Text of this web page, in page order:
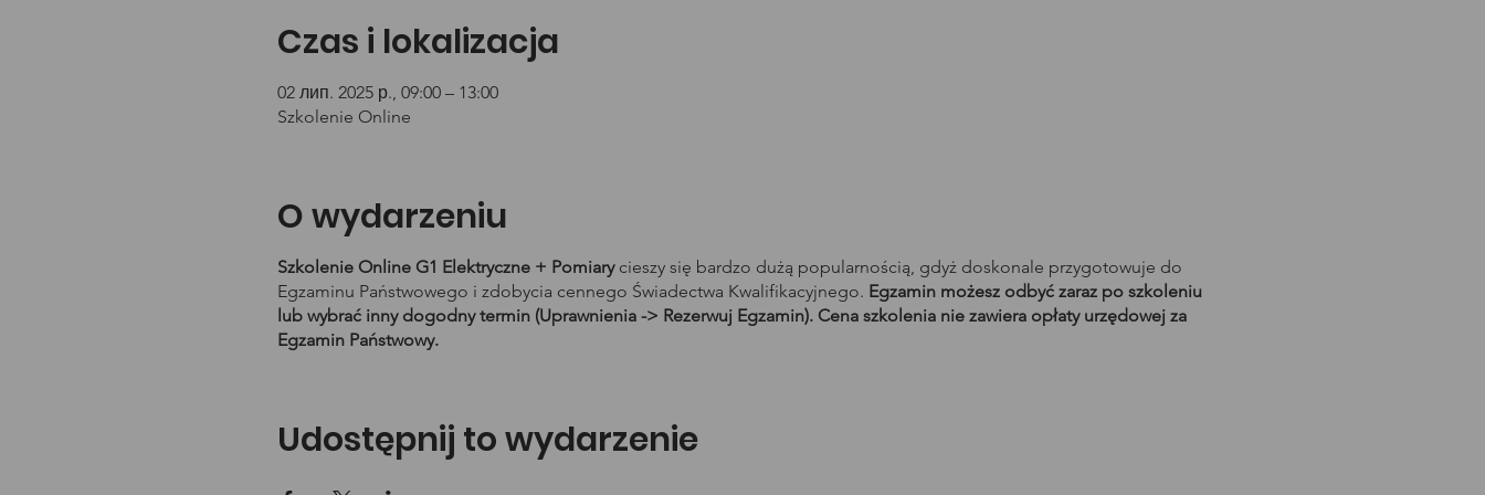
Czas i lokalizacja
02 лип. 2025 р., 09:00 – 13:00
Szkolenie Online
O wydarzeniu
Szkolenie Online G1 Elektryczne + Pomiarycieszy się bardzo dużą popularnością, gdyż doskonale przygotowuje do
Egzaminu Państwowego i zdobycia cennego Świadectwa Kwalifikacyjnego. Egzamin możesz odbyć zaraz po szkoleniu
lub wybrać inny dogodny termin (Uprawnienia -> Rezerwuj Egzamin). Cena szkolenia nie zawiera opłaty urzędowej za
Egzamin Państwowy.
Udostępnij to wydarzenie